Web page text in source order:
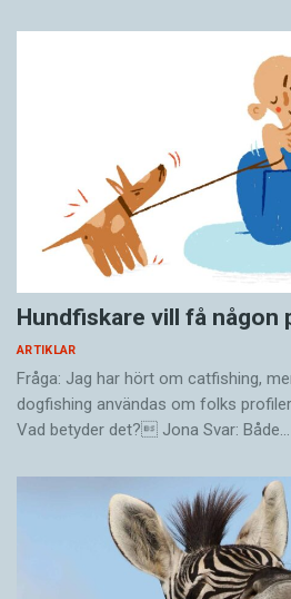
Hundfiskare vill få någon
ARTIKLAR
Fråga: Jag har hört om catfishing,
dogfishing användas om folks
Vad betyder det? Jona Svar: Både…